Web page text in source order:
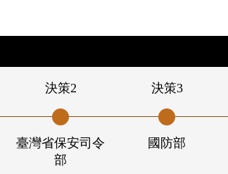
決策2
臺灣省保安司令
部
決策3
國防部